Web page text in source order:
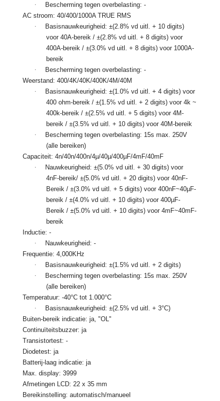
·
Bescherming tegen overbelasting: -
AC stroom: 40/400/1000A TRUE RMS
·
Basisnauwkeurigheid: ±(2.8% vd uitl. + 10 digits)
voor 40A-bereik / ±(2.8% vd uitl. + 8 digits) voor
400A-bereik / ±(3.0% vd uitl. + 8 digits) voor 1000A-
bereik
·
Bescherming tegen overbelasting: -
Weerstand: 400/4K/40K/400K/4M/40M
·
Basisnauwkeurigheid: ±(1.0% vd uitl. + 4 digits) voor
400 ohm-bereik / ±(1.5% vd uitl. + 2 digits) voor 4k ~
400k-bereik / ±(2.5% vd uitl. + 5 digits) voor 4M-
bereik / ±(3.5% vd uitl. + 10 digits) voor 40M-bereik
·
Bescherming tegen overbelasting: 15s max. 250V
(alle bereiken)
Capaciteit: 4n/40n/400n/4µ/40µ/400µF/4mF/40mF
·
Nauwkeurigheid: ±(5.0% vd uitl. + 30 digits) voor
4nF-bereik/ ±(5.0% vd uitl. + 20 digits) voor 40nF-
Bereik / ±(3.0% vd uitl. + 5 digits) voor 400nF~40µF-
bereik / ±(4.0% vd uitl. + 10 digits) voor 400µF-
Bereik / ±(5.0% vd uitl. + 10 digits) voor 4mF~40mF-
bereik
Inductie: -
·
Nauwkeurigheid: -
Frequentie: 4,000KHz
·
Basisnauwkeurigheid: ±(1.5% vd uitl. + 2 digits)
·
Bescherming tegen overbelasting: 15s max. 250V
(alle bereiken)
Temperatuur: -40°C tot 1.000°C
·
Basisnauwkeurigheid: ±(2.5% vd uitl. + 3°C)
Buiten-bereik indicatie: ja, "OL"
Continuïteitsbuzzer: ja
Transistortest: -
Diodetest: ja
Batterij-laag indicatie: ja
Max. display: 3999
Afmetingen LCD: 22 x 35 mm
Bereikinstelling: automatisch/manueel